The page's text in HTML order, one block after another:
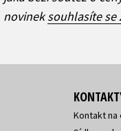
novineksouhlasíte se
Kontakt na